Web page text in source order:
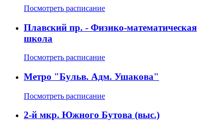
Посмотреть расписание
Плавский пр. - Физико-математическая
школа
Посмотреть расписание
Метро "Бульв. Адм. Ушакова"
Посмотреть расписание
2-й мкр. Южного Бутова (выс.)